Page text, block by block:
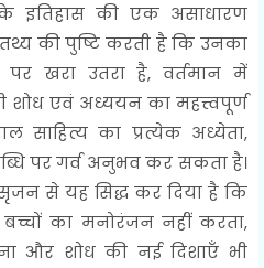
के इतिहास की एक असाधारण
की पुष्टि करती है कि उनका
खरा उतरा है, वर्तमान में
शोध एवं अध्ययन का महत्त्वपूर्ण
साहित्य का प्रत्येक अध्येता,
पर गर्व अनुभव कर सकता है।
से यह सिद्ध कर दिया है कि
का मनोरंजन नहीं करता,
और शोध की नई दिशाएँ भी